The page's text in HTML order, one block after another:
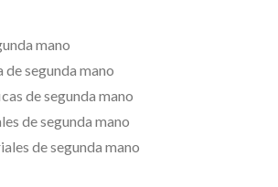
mano
segunda mano
de segunda mano
de segunda mano
de segunda mano